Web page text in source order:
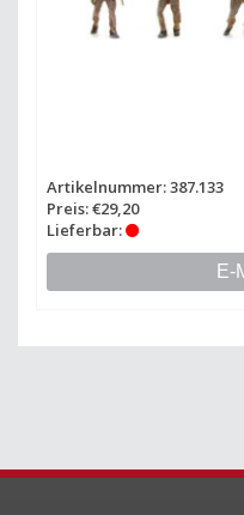
Artikelnummer: 387.133
Preis: €29,20
Lieferbar:
E-